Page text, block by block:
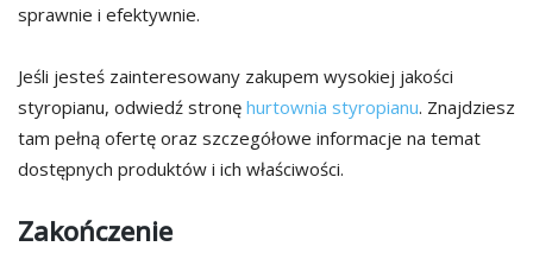
sprawnie i efektywnie.
Jeśli jesteś zainteresowany zakupem wysokiej jakości
styropianu, odwiedź stronę hurtownia styropianu. Znajdziesz
tam pełną ofertę oraz szczegółowe informacje na temat
dostępnych produktów i ich właściwości.
Zakończenie